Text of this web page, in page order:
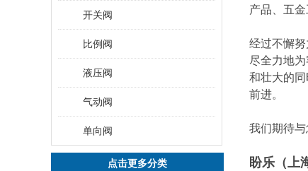
开关阀
比例阀
液压阀
气动阀
单向阀
点击更多分类
产品、五
经过不懈
尽全力地
和壮大的
前进。
我们期待与
盼乐（上